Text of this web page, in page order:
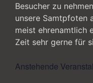
Besucher zu
unsere Samtpfoten
meist ehrenamtlich
Zeit sehr gerne für
Anstehende